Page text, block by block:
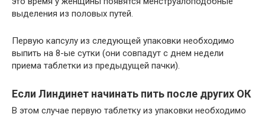
выделения из половых путей.
Первую капсулу из следующей упаковки необходимо
выпить на 8-ые сутки (они совпадут с днем недели
приема таблетки из предыдущей пачки).
Если Линдинет начинать пить после других ОК
В этом случае первую таблетку из упаковки необходимо